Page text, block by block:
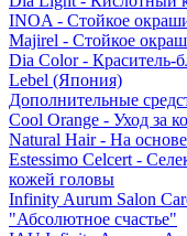
INOA - Стойкое
Majirel - Стойкое
Dia Color - Краситель-
Lebel (Япония)
Дополнительные
Cool Orange - Уход за
Natural Hair - На
Estessimo Celcert -
кожей головы
Infinity Aurum Salon
"Абсолютное счастье"